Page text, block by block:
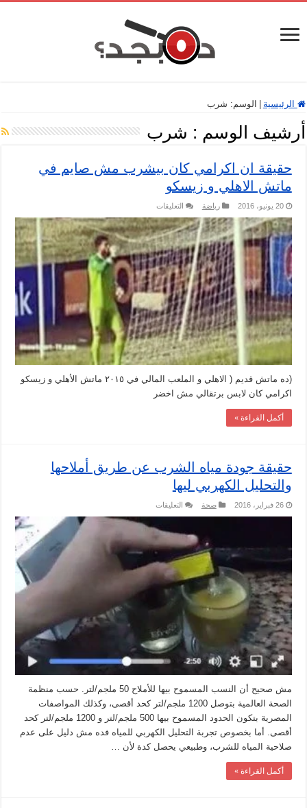
الرئيسية الوسم: شرب
أرشيف الوسم : شرب
حقيقة ان اكرامي كان بيشرب مش صايم في
ماتش الاهلي و زيسكو
20 يونيو، 2016 رياضة التعليقات
ان
اكرامي
كان
بيشرب
مش
صايم
في
ماتش
الاهلي
زيسكو
مغلقة
(ده ماتش قديم ( الاهلي و الملعب المالي في ٢٠١٥ ماتش الأهلي و زيسكو
اكرامي كان لابس برتقالي مش اخضر
أكمل القراءة »
حقيقة جودة مياه الشرب عن طريق أملاحها
والتحليل الكهربي ليها
26 فبراير، 2016 صحة التعليقات
جودة
مياه
الشرب
عن
أملاحها
والتحليل
الكهربي
مش صحيح أن النسب المسموح بيها للأملاح 50 ملجم/لتر. حسب منظمة
الصحة العالمية بتوصل 1200 ملجم/لتر كحد أقصى، وكذلك المواصفات
المصرية بتكون الحدود المسموح بيها 500 ملجم/لتر و 1200 ملجم/لتر كحد
أقصى. أما بخصوص تجربة التحليل الكهربي للمياه فده مش دليل على عدم
صلاحية المياه للشرب، وطبيعي يحصل كدة لأن …
أكمل القراءة »